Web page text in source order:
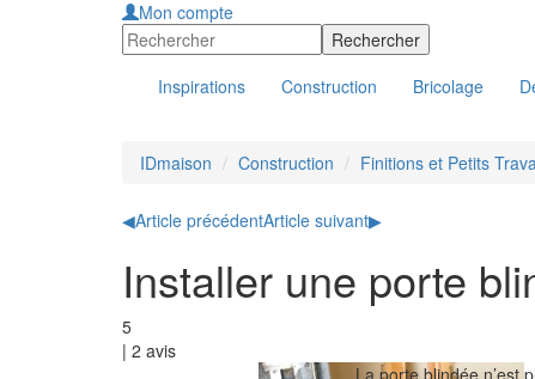
Mon compte
Inspirations Construction Bricolage
IDmaison Construction Finitions et Petits
◀Article précédentArticle suivant▶
Installer une porte
5
| 2 avis
La porte blindée n’est